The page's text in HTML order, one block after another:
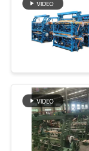
PRODUTOS
VÍDEOS
SOBRE
NÓS
VISITA
Tear